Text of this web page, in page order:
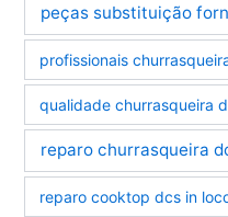
peças substituição
profissionais
qualidade churrasqueira
reparo churrasqueira
reparo cooktop dcs in